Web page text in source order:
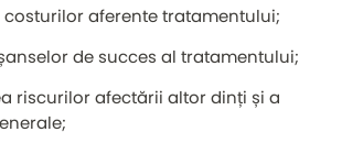
costurilor aferente tratamentului;
de succes al tratamentului;
riscurilor afectării altor dinți și a